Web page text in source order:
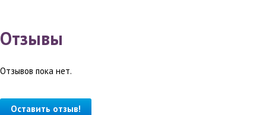
Отзывы
Отзывов пока нет.
Оставить отзыв!